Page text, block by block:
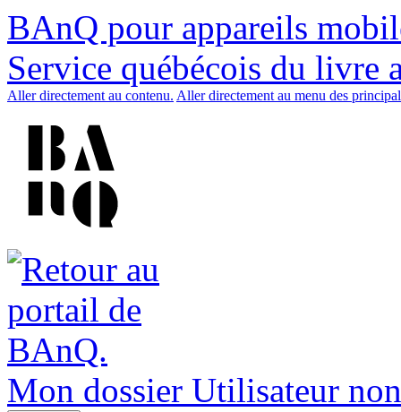
BAnQ pour appareils
Service québécois du livre
Aller directement au contenu. Aller directement au menu des
Mon dossier Utilisateur